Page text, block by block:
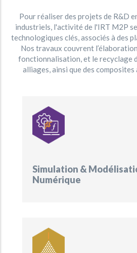
Pour réaliser des projets de R&D
industriels, l'activité de l'IRT M2P
technologiques clés, associés à des
Nos travaux couvrent
fonctionnalisation, et le recyclage
alliages, ainsi que des
Simulation &
Numérique